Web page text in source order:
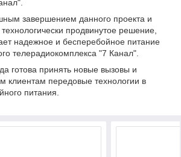
завершением данного проекта и
продвинутое решение,
надежное и бесперебойное питание
телерадиокомплекса "7 Канал".
готова принять новые вызовы и
клиентам передовые технологии в
питания.